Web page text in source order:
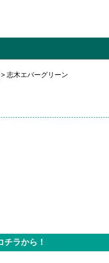
> 志木エバーグリーン
ラから！